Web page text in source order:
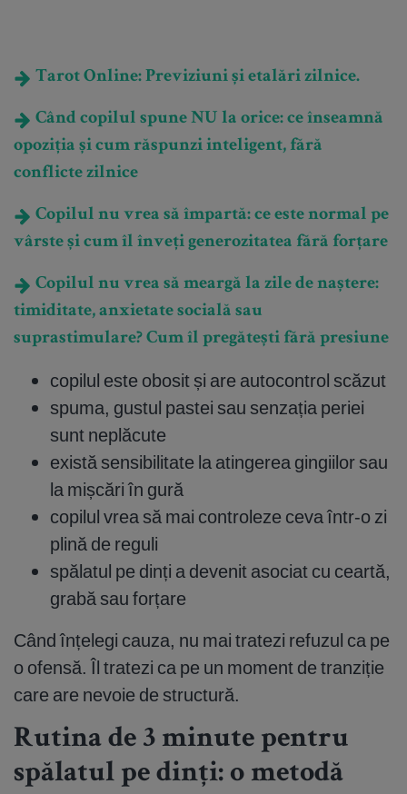
Tarot Online: Previziuni și etalări zilnice.
Când copilul spune NU la orice: ce înseamnă
opoziția și cum răspunzi inteligent, fără
conflicte zilnice
Copilul nu vrea să împartă: ce este normal pe
vârste și cum îl înveți generozitatea fără forțare
Copilul nu vrea să meargă la zile de naștere:
timiditate, anxietate socială sau
suprastimulare? Cum îl pregătești fără presiune
copilul este obosit și are autocontrol scăzut
spuma, gustul pastei sau senzația periei
sunt neplăcute
există sensibilitate la atingerea gingiilor sau
la mișcări în gură
copilul vrea să mai controleze ceva într-o zi
plină de reguli
spălatul pe dinți a devenit asociat cu ceartă,
grabă sau forțare
Când înțelegi cauza, nu mai tratezi refuzul ca pe
o ofensă. Îl tratezi ca pe un moment de tranziție
care are nevoie de structură.
Rutina de 3 minute pentru
spălatul pe dinți: o metodă